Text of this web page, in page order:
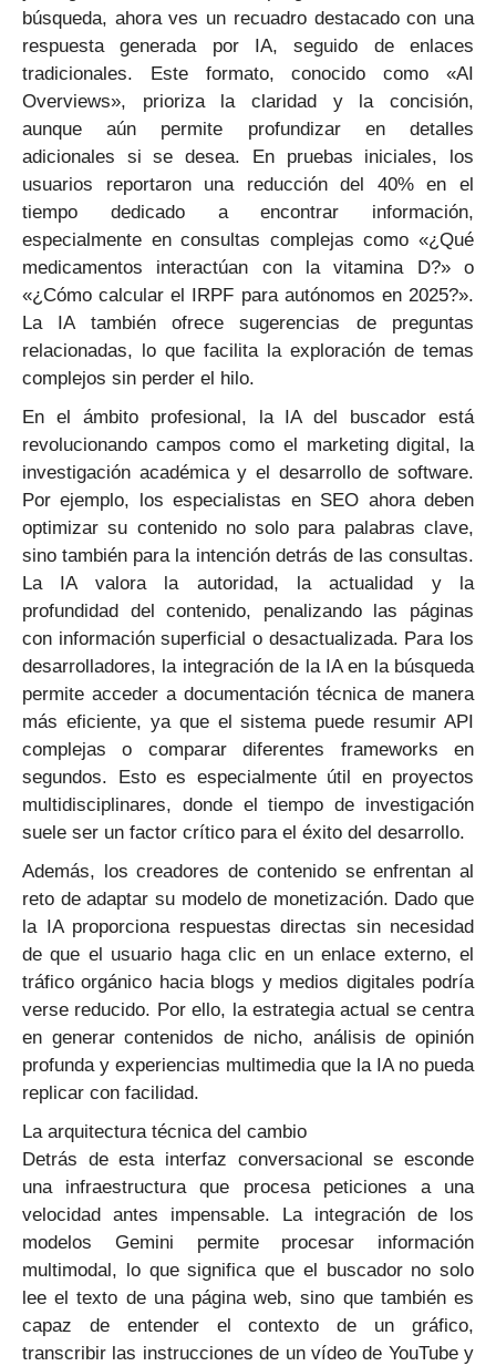
búsqueda, ahora ves un recuadro destacado con una
respuesta generada por IA, seguido de enlaces
tradicionales. Este formato, conocido como «AI
Overviews», prioriza la claridad y la concisión,
aunque aún permite profundizar en detalles
adicionales si se desea. En pruebas iniciales, los
usuarios reportaron una reducción del 40% en el
tiempo dedicado a encontrar información,
especialmente en consultas complejas como «¿Qué
medicamentos interactúan con la vitamina D?» o
«¿Cómo calcular el IRPF para autónomos en 2025?».
La IA también ofrece sugerencias de preguntas
relacionadas, lo que facilita la exploración de temas
complejos sin perder el hilo.
En el ámbito profesional, la IA del buscador está
revolucionando campos como el marketing digital, la
investigación académica y el desarrollo de software.
Por ejemplo, los especialistas en SEO ahora deben
optimizar su contenido no solo para palabras clave,
sino también para la intención detrás de las consultas.
La IA valora la autoridad, la actualidad y la
profundidad del contenido, penalizando las páginas
con información superficial o desactualizada. Para los
desarrolladores, la integración de la IA en la búsqueda
permite acceder a documentación técnica de manera
más eficiente, ya que el sistema puede resumir API
complejas o comparar diferentes frameworks en
segundos. Esto es especialmente útil en proyectos
multidisciplinares, donde el tiempo de investigación
suele ser un factor crítico para el éxito del desarrollo.
Además, los creadores de contenido se enfrentan al
reto de adaptar su modelo de monetización. Dado que
la IA proporciona respuestas directas sin necesidad
de que el usuario haga clic en un enlace externo, el
tráfico orgánico hacia blogs y medios digitales podría
verse reducido. Por ello, la estrategia actual se centra
en generar contenidos de nicho, análisis de opinión
profunda y experiencias multimedia que la IA no pueda
replicar con facilidad.
La arquitectura técnica del cambio
Detrás de esta interfaz conversacional se esconde
una infraestructura que procesa peticiones a una
velocidad antes impensable. La integración de los
modelos Gemini permite procesar información
multimodal, lo que significa que el buscador no solo
lee el texto de una página web, sino que también es
capaz de entender el contexto de un gráfico,
transcribir las instrucciones de un vídeo de YouTube y